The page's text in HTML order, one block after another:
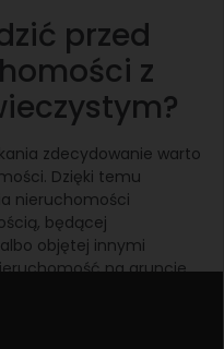
przed
z
zdecydowanie warto
Dzięki temu
nieruchomości
będącej
objętej innymi
na gruncie
dobrze jest
wiąże. Jak to